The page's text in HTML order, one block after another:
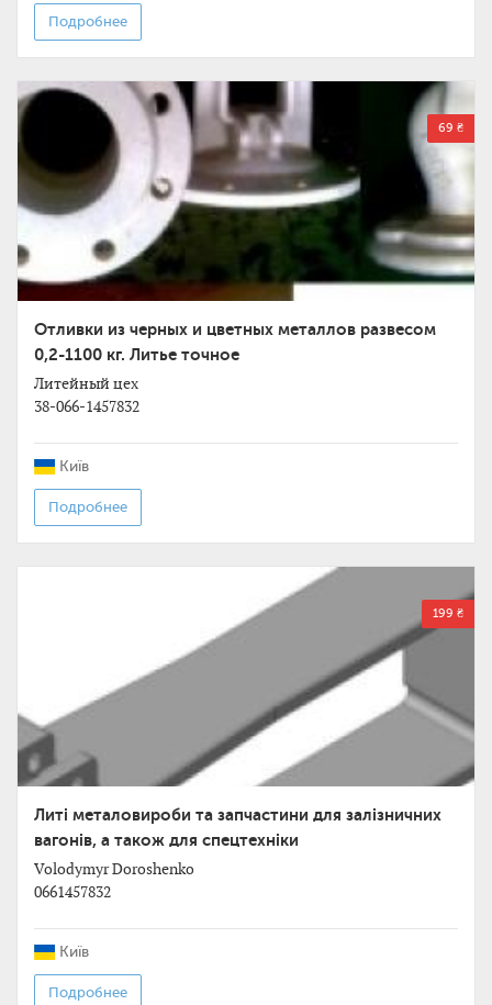
Подробнее
69 ₴
Отливки из черных и цветных металлов развесом
0,2-1100 кг. Литье точное
Литейный цех
38-066-1457832
Київ
Подробнее
199 ₴
Литі металовироби та запчастини для залізничних
вагонів, а також для спецтехніки
Volodymyr Doroshenko
0661457832
Київ
Подробнее